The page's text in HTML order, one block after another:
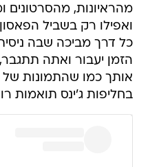
מהראיונות,
ואפילו רק בשביל
כל דרך מביכה שבה
הזמן יעבור ואתה
אותך כמו שהתמונות של
בחליפות ג'ינס תואמות